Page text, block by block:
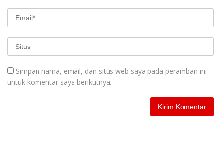
Simpan nama, email, dan situs web saya pada peramban ini
untuk komentar saya berikutnya.